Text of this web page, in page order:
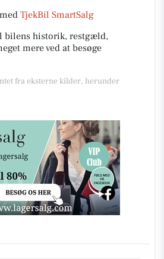
TjekBil SmartSalg
bilens historik, restgæld,
mere ved at besøge
fra eksterne kilder, herunder